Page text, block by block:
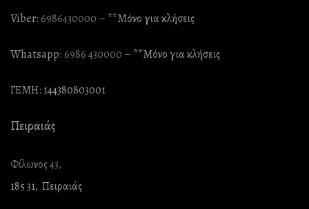
Viber:6986430000 – **Mόνο για κλήσεις
Whatsapp:6986 430000 – **Mόνο για κλήσεις
ΓΕΜΗ: 144380803001
Πειραιάς
Φίλωνος 43,
185 31, Πειραιάς